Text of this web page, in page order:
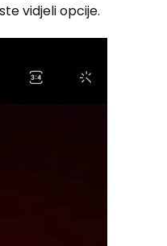
vidjeli opcije.